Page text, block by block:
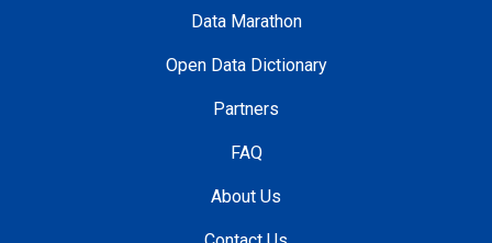
Data Marathon
Open Data Dictionary
Partners
FAQ
About Us